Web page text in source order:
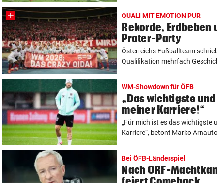
QUALI MIT EMOTION PUR
Rekorde,
Prater-Party
Österreichs Fußballteam
Qualifikation mehrfach
WM-Showdown für ÖFB
„Das wichtigste
meiner Karriere!“
„Für mich ist es das wichtigste
Karriere“, betont Marko
Bei ÖFB-Länderspiel
Nach ORF-